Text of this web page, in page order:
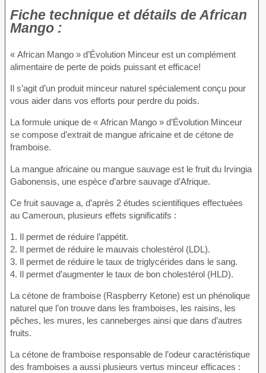
Fiche technique et détails de African
Mango :
« African Mango » d’Évolution Minceur est un complément
alimentaire de perte de poids puissant et efficace!
Il s’agit d’un produit minceur naturel spécialement conçu pour
vous aider dans vos efforts pour perdre du poids.
La formule unique de « African Mango » d’Évolution Minceur
se compose d’extrait de mangue africaine et de cétone de
framboise.
La mangue africaine ou mangue sauvage est le fruit du Irvingia
Gabonensis, une espèce d’arbre sauvage d’Afrique.
Ce fruit sauvage a, d’après 2 études scientifiques effectuées
au Cameroun, plusieurs effets significatifs :
1. Il permet de réduire l’appétit.
2. Il permet de réduire le mauvais cholestérol (LDL).
3. Il permet de réduire le taux de triglycérides dans le sang.
4. Il permet d’augmenter le taux de bon cholestérol (HLD).
La cétone de framboise (Raspberry Ketone) est un phénolique
naturel que l’on trouve dans les framboises, les raisins, les
pêches, les mures, les canneberges ainsi que dans d’autres
fruits.
La cétone de framboise responsable de l’odeur caractéristique
des framboises a aussi plusieurs vertus minceur efficaces :